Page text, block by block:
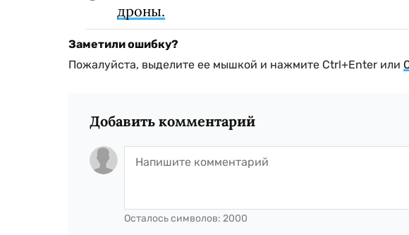
дроны.
Заметили ошибку?
Пожалуйста, выделите ее мышкой и нажмите Ctrl+Enter или
Добавить комментарий
Осталось символов: 2000